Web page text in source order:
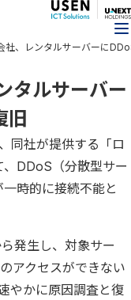
社、レンタルサーバーに
タルサーバー
旧
同社が提供する「ロ
DDoS（分散型サー
時的に接続不能と
発生し、対象サー
アクセスができない
やかに原因調査と復